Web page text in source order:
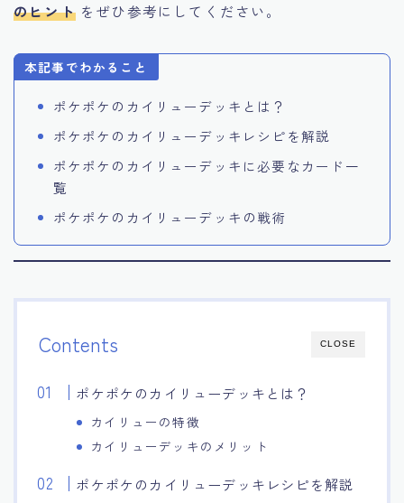
のヒントをぜひ参考にしてください。
本記事でわかること
ポケポケのカイリューデッキとは？
ポケポケのカイリューデッキレシピを解説
ポケポケのカイリューデッキに必要なカード一
覧
ポケポケのカイリューデッキの戦術
CLOSE
Contents
ポケポケのカイリューデッキとは？
カイリューの特徴
カイリューデッキのメリット
ポケポケのカイリューデッキレシピを解説